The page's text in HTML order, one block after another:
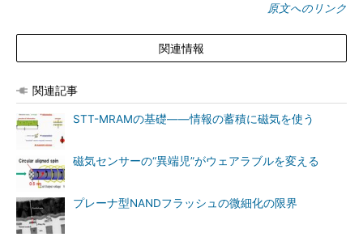
原文へのリンク
関連情報
関連記事
STT-MRAMの基礎――情報の蓄積に磁気を使う
磁気センサーの“異端児”がウェアラブルを変える
プレーナ型NANDフラッシュの微細化の限界